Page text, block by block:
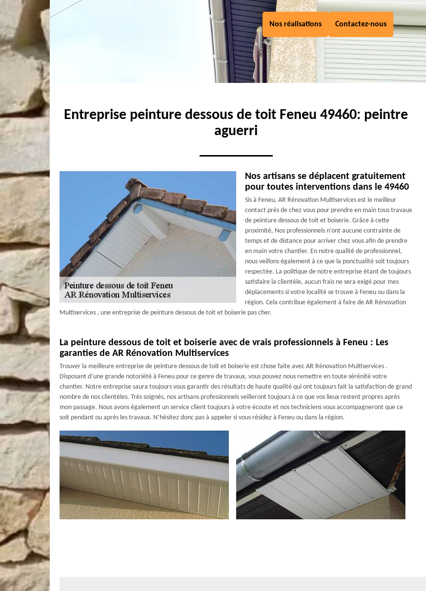
Nos réalisations Contactez-nous
Entreprise peinture dessous de toit Feneu 49460: peintre
aguerri
Nos artisans se déplacent gratuitement
pour toutes interventions dans le 49460
Sis à Feneu, AR Rénovation Multiservices est le meilleur
contact près de chez vous pour prendre en main tous travaux
de peinture dessous de toit et boiserie. Grâce à cette
proximité, Nos professionnels n’ont aucune contrainte de
temps et de distance pour arriver chez vous afin de prendre
en main votre chantier. En notre qualité de professionnel,
nous veillons également à ce que la ponctualité soit toujours
respectée. La politique de notre entreprise étant de toujours
satisfaire la clientèle, aucun frais ne sera exigé pour mes
déplacements si votre localité se trouve à Feneu ou dans la
région. Cela contribue également à faire de AR Rénovation
Multiservices , une entreprise de peinture dessous de toit et boiserie pas cher.
La peinture dessous de toit et boiserie avec de vrais professionnels à Feneu : Les
garanties de AR Rénovation Multiservices
Trouver la meilleure entreprise de peinture dessous de toit et boiserie est chose faite avec AR Rénovation Multiservices .
Disposant d’une grande notoriété à Feneu pour ce genre de travaux, vous pouvez nous remettre en toute sérénité votre
chantier. Notre entreprise saura toujours vous garantir des résultats de haute qualité qui ont toujours fait la satisfaction de grand
nombre de nos clientèles. Très soignés, nos artisans professionnels veilleront toujours à ce que vos lieux restent propres après
mon passage. Nous avons également un service client toujours à votre écoute et nos techniciens vous accompagneront que ce
soit pendant ou après les travaux. N’hésitez donc pas à appeler si vous résidez à Feneu ou dans la région.